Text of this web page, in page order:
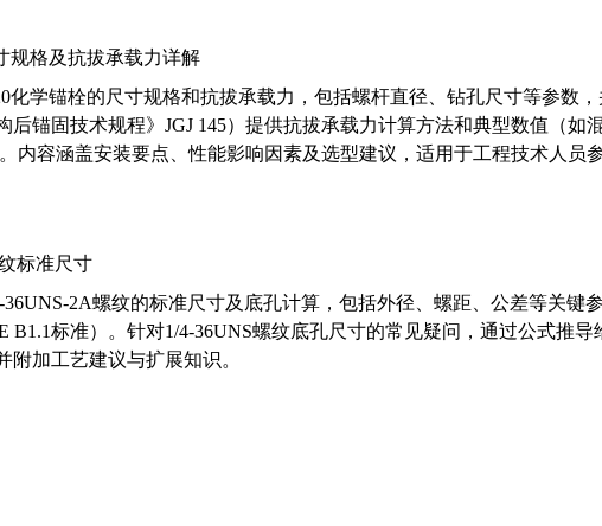
规格及抗拔承载力详解
化学锚栓的尺寸规格和抗拔承载力，包括螺杆直径、钻孔尺寸等参数
后锚固技术规程》JGJ 145）提供抗拔承载力计算方法和典型数值（如
内容涵盖安装要点、性能影响因素及选型建议，适用于工程技术人员参
标准尺寸
36UNS-2A螺纹的标准尺寸及底孔计算，包括外径、螺距、公差等关键
B1.1标准）。针对1/4-36UNS螺纹底孔尺寸的常见疑问，通过公式推导
附加工艺建议与扩展知识。